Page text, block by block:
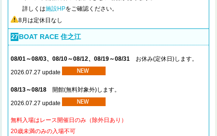
詳しくは施設HPをご確認ください。
8月は定休日なし
27 BOAT RACE 住之江
08/01～08/03、08/10～08/12、08/19～08/31お休み(定休日)します。
2026.07.27 update
08/13～08/18開館(無料対象外)します。
2026.07.27 update
無料入場はレース開催日のみ（除外日あり）
20歳未満のみの入場不可